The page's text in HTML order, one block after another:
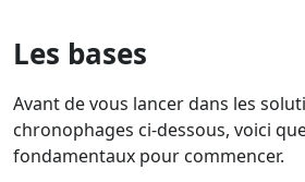
Les bases
Avant de vous lancer dans les
chronophages ci-dessous, voici
fondamentaux pour commencer.